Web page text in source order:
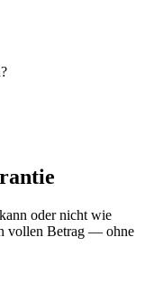
oder nicht wie
vollen Betrag — ohne